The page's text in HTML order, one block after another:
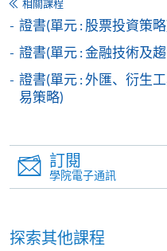
黃冠麒先生
註冊會計師，在金融業
投行工作，往後成為基
訓資助。符合資格的申
多25,000港元的資助。
首10,000港元資助的學
學員應在獲取證書後
申請流程：
相關課程
證書(單元 : 股票投資策
證書(單元 : 金融技術及
證書(單元 : 外匯、衍生
易策略)
訂閱
學院電子通訊
探索其他課程